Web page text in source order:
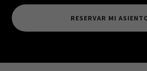
RESERVAR MI